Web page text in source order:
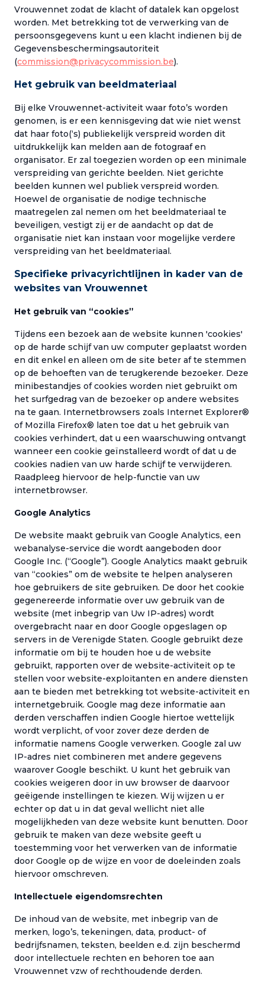
Vrouwennet zodat de klacht of datalek kan opgelost
worden. Met betrekking tot de verwerking van de
persoonsgegevens kunt u een klacht indienen bij de
Gegevensbeschermingsautoriteit
(commission@privacycommission.be).
Het gebruik van beeldmateriaal
Bij elke Vrouwennet-activiteit waar foto’s worden
genomen, is er een kennisgeving dat wie niet wenst
dat haar foto(‘s) publiekelijk verspreid worden dit
uitdrukkelijk kan melden aan de fotograaf en
organisator. Er zal toegezien worden op een minimale
verspreiding van gerichte beelden. Niet gerichte
beelden kunnen wel publiek verspreid worden.
Hoewel de organisatie de nodige technische
maatregelen zal nemen om het beeldmateriaal te
beveiligen, vestigt zij er de aandacht op dat de
organisatie niet kan instaan voor mogelijke verdere
verspreiding van het beeldmateriaal.
Specifieke privacyrichtlijnen in kader van de
websites van Vrouwennet
Het gebruik van “cookies”
Tijdens een bezoek aan de website kunnen 'cookies'
op de harde schijf van uw computer geplaatst worden
en dit enkel en alleen om de site beter af te stemmen
op de behoeften van de terugkerende bezoeker. Deze
minibestandjes of cookies worden niet gebruikt om
het surfgedrag van de bezoeker op andere websites
na te gaan. Internetbrowsers zoals Internet Explorer®
of Mozilla Firefox® laten toe dat u het gebruik van
cookies verhindert, dat u een waarschuwing ontvangt
wanneer een cookie geïnstalleerd wordt of dat u de
cookies nadien van uw harde schijf te verwijderen.
Raadpleeg hiervoor de help-functie van uw
internetbrowser.
Google Analytics
De website maakt gebruik van Google Analytics, een
webanalyse-service die wordt aangeboden door
Google Inc. (“Google”). Google Analytics maakt gebruik
van “cookies” om de website te helpen analyseren
hoe gebruikers de site gebruiken. De door het cookie
gegenereerde informatie over uw gebruik van de
website (met inbegrip van Uw IP-adres) wordt
overgebracht naar en door Google opgeslagen op
servers in de Verenigde Staten. Google gebruikt deze
informatie om bij te houden hoe u de website
gebruikt, rapporten over de website-activiteit op te
stellen voor website-exploitanten en andere diensten
aan te bieden met betrekking tot website-activiteit en
internetgebruik. Google mag deze informatie aan
derden verschaffen indien Google hiertoe wettelijk
wordt verplicht, of voor zover deze derden de
informatie namens Google verwerken. Google zal uw
IP-adres niet combineren met andere gegevens
waarover Google beschikt. U kunt het gebruik van
cookies weigeren door in uw browser de daarvoor
geëigende instellingen te kiezen. Wij wijzen u er
echter op dat u in dat geval wellicht niet alle
mogelijkheden van deze website kunt benutten. Door
gebruik te maken van deze website geeft u
toestemming voor het verwerken van de informatie
door Google op de wijze en voor de doeleinden zoals
hiervoor omschreven.
Intellectuele eigendomsrechten
De inhoud van de website, met inbegrip van de
merken, logo’s, tekeningen, data, product- of
bedrijfsnamen, teksten, beelden e.d. zijn beschermd
door intellectuele rechten en behoren toe aan
Vrouwennet vzw of rechthoudende derden.